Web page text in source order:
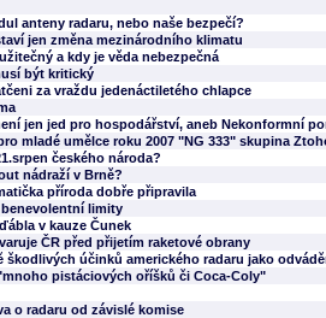
anteny radaru, nebo naše bezpečí?
jen změna mezinárodního klimatu
a kdy je věda nebezpečná
být kritický
za vraždu jedenáctiletého chlapce
jen jed pro hospodářství, aneb Nekonformní
mladé umělce roku 2007 "NG 333" skupina
českého národa?
nádraží v Brně?
příroda dobře připravila
limity
v kauze Čunek
ČR před přijetím raketové obrany
škodlivých účinků amerického radaru jako
pistáciových oříšků či Coca-Coly"
o radaru od závislé komise